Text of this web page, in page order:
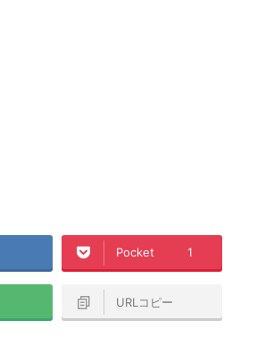
Pocket 1
URLコピー